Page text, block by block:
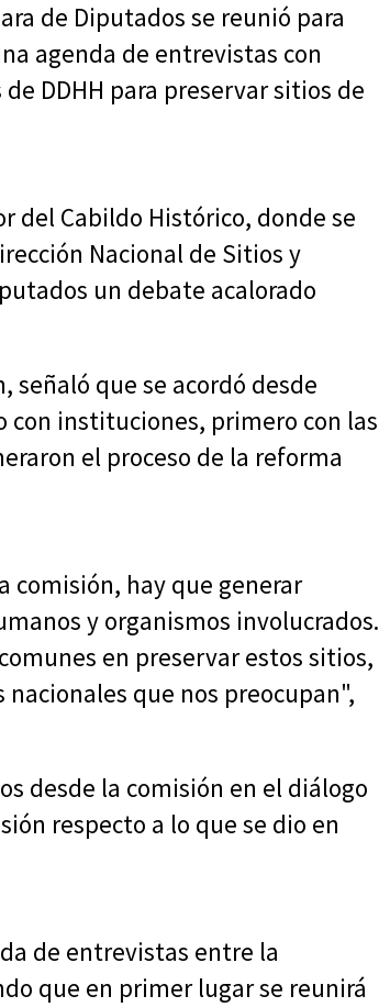
de Diputados se reunió para
agenda de entrevistas con
DDHH para preservar sitios de
del Cabildo Histórico, donde se
Nacional de Sitios y
un debate acalorado
señaló que se acordó desde
instituciones, primero con las
el proceso de la reforma
comisión, hay que generar
y organismos involucrados.
en preservar estos sitios,
que nos preocupan",
desde la comisión en el diálogo
respecto a lo que se dio en
de entrevistas entre la
que en primer lugar se reunirá